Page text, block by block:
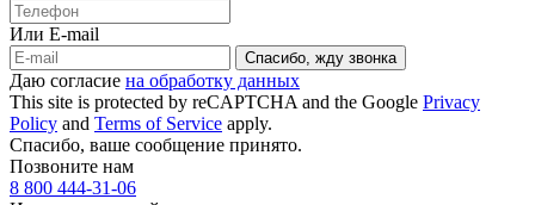
Или E-mail
Спасибо, жду звонка
Даю согласие на обработку данных
This site is protected by reCAPTCHA and the Google Privacy
Policy and Terms of Service apply.
Спасибо, ваше сообщение принято.
Позвоните нам
8 800 444-31-06